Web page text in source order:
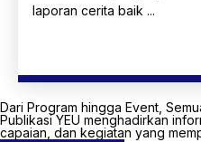
laporan cerita baik ...
Dari Program hingga Event,
Publikasi YEU menghadirkan
capaian, dan kegiatan yang